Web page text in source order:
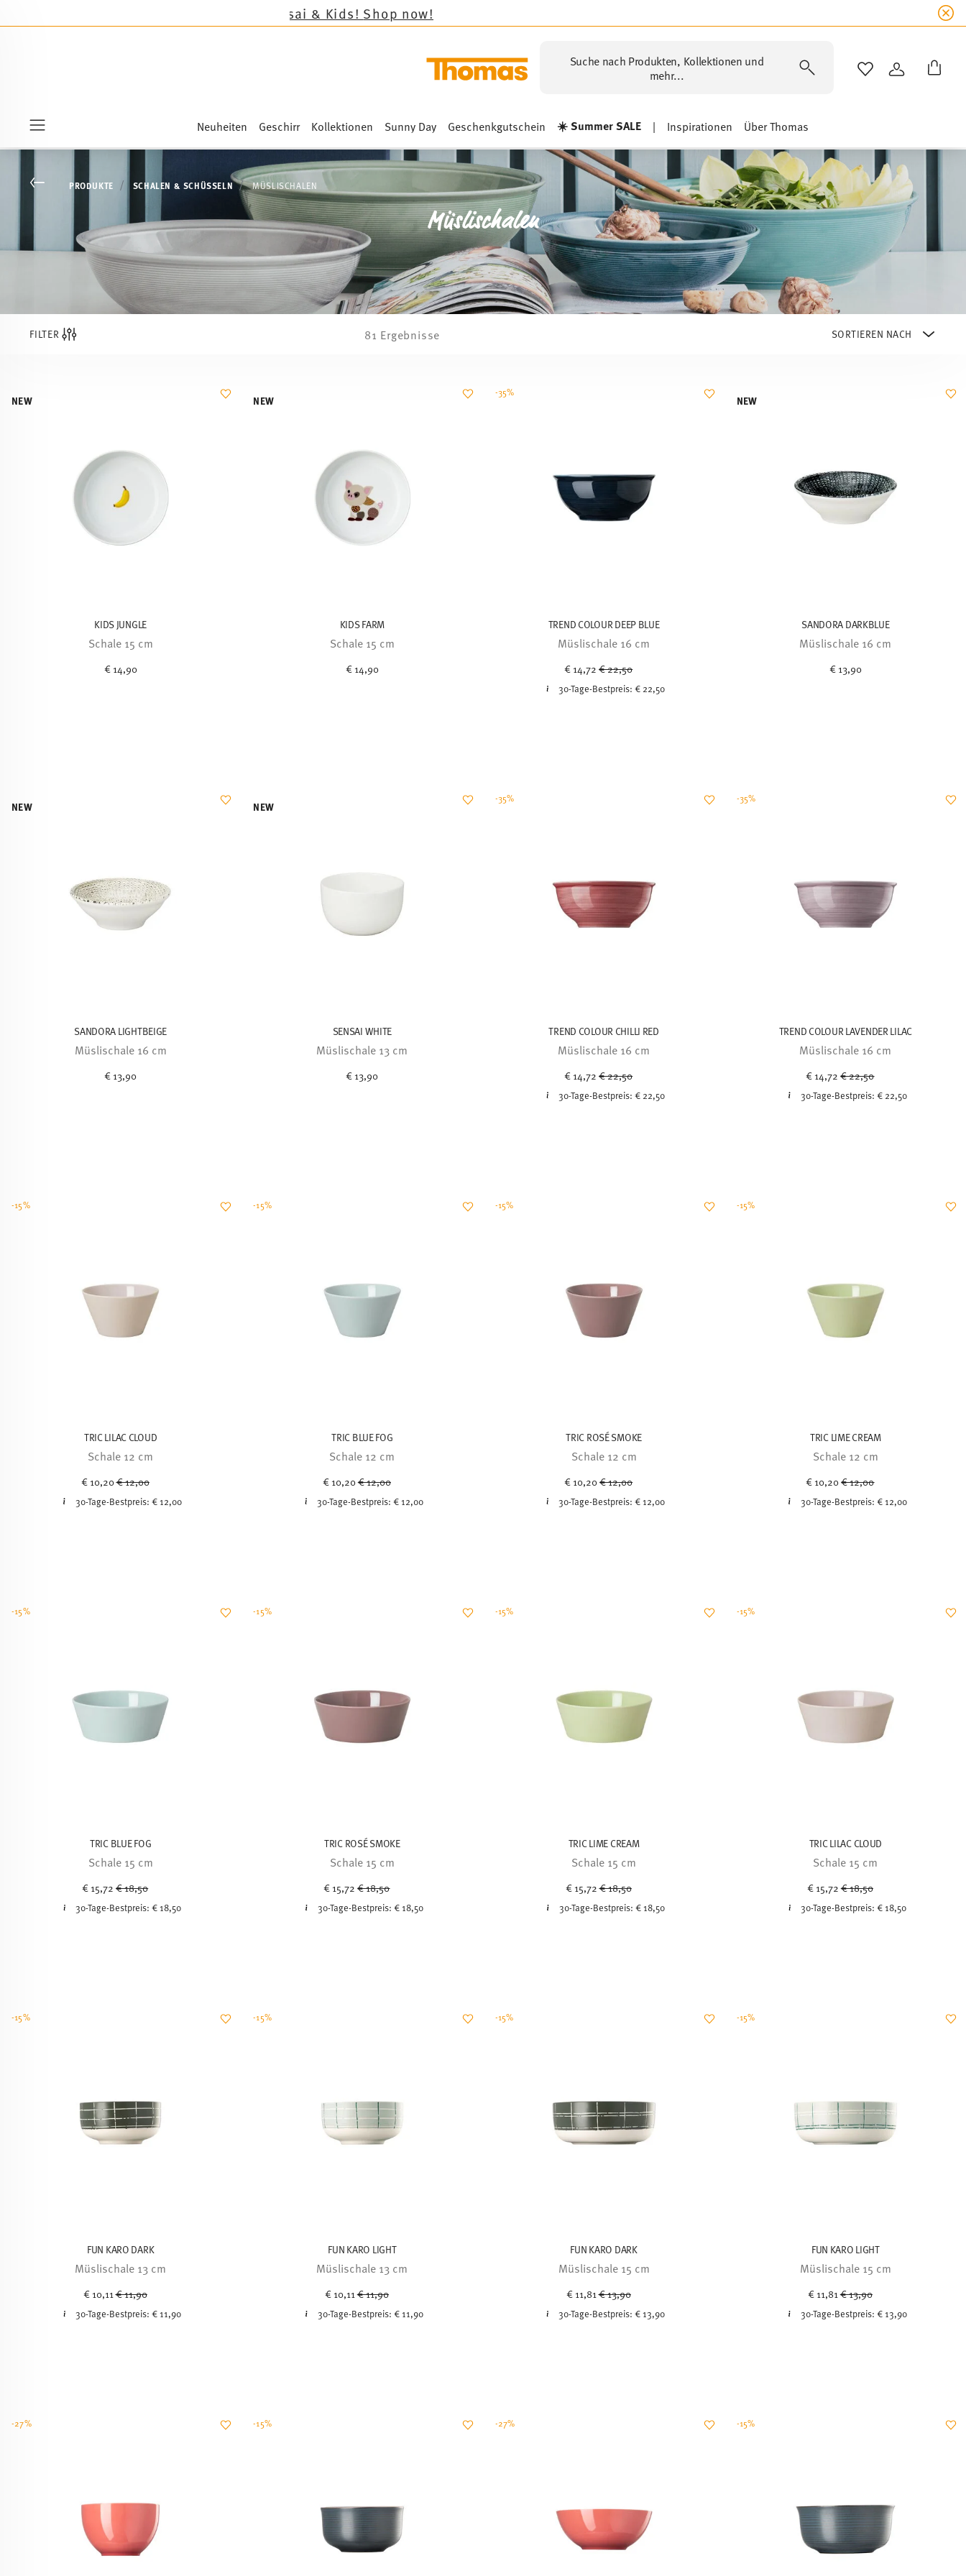
Suche nach Produkten, Kollektionen und
mehr...
WISHLISTANMELDEN
Neuheiten Geschirr Kollektionen Sunny Day Geschenkgutschein ☀️ Summer SALE | Inspirationen Über Thomas
Go backPRODUKTE SCHALEN & SCHÜSSELN MÜSLISCHALEN
Müslischalen
FILTER 81 Ergebnisse
KIDS JUNGLE
Schale 15 cm
€ 14,90
NEW
KIDS FARM
Schale 15 cm
€ 14,90
NEW
TREND COLOUR DEEP BLUE
Müslischale 16 cm
€ 14,72Price reduced from
€ 22,50
30-Tage-Bestpreis:€ 22,50
-35%
SANDORA DARKBLUE
Müslischale 16 cm
€ 13,90
NEW
SANDORA LIGHTBEIGE
Müslischale 16 cm
€ 13,90
NEW
SENSAI WHITE
Müslischale 13 cm
€ 13,90
NEW
TREND COLOUR CHILLI RED
Müslischale 16 cm
€ 14,72 Price reduced from
€ 22,50
30-Tage-Bestpreis:€ 22,50
-35%
TREND COLOUR LAVENDER LILAC
Müslischale 16 cm
€ 14,72Price reduced from
€ 22,50
30-Tage-Bestpreis: € 22,50
-35%
TRIC LILAC CLOUD
Schale 12 cm
€ 10,20 Price reduced from
€ 12,00
30-Tage-Bestpreis: € 12,00
-15%
TRIC BLUE FOG
Schale 12 cm
€ 10,20 Price reduced from
€ 12,00
30-Tage-Bestpreis:€ 12,00
-15%
TRIC ROSÉ SMOKE
Schale 12 cm
€ 10,20 Price reduced from
€ 12,00
30-Tage-Bestpreis:€ 12,00
-15%
TRIC LIME CREAM
Schale 12 cm
€ 10,20Price reduced from
€ 12,00
30-Tage-Bestpreis: € 12,00
-15%
TRIC BLUE FOG
Schale 15 cm
€ 15,72Price reduced from
€ 18,50
30-Tage-Bestpreis:€ 18,50
-15%
TRIC ROSÉ SMOKE
Schale 15 cm
€ 15,72Price reduced from
€ 18,50
30-Tage-Bestpreis: € 18,50
-15%
TRIC LIME CREAM
Schale 15 cm
€ 15,72Price reduced from
€ 18,50
30-Tage-Bestpreis: € 18,50
-15%
TRIC LILAC CLOUD
Schale 15 cm
€ 15,72Price reduced from
€ 18,50
30-Tage-Bestpreis:€ 18,50
-15%
FUN KARO DARK
Müslischale 13 cm
€ 10,11Price reduced from
€ 11,90
30-Tage-Bestpreis:€ 11,90
-15%
FUN KARO LIGHT
Müslischale 13 cm
€ 10,11Price reduced from
€ 11,90
30-Tage-Bestpreis: € 11,90
-15%
FUN KARO DARK
Müslischale 15 cm
€ 11,81Price reduced from
€ 13,90
30-Tage-Bestpreis:€ 13,90
-15%
FUN KARO LIGHT
Müslischale 15 cm
€ 11,81Price reduced from
€ 13,90
30-Tage-Bestpreis: € 13,90
-15%
-27% -15% -27% -15%